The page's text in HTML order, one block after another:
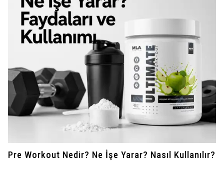
Pre Workout Nedir? Ne İşe Yarar? Nasıl Kullanılır?